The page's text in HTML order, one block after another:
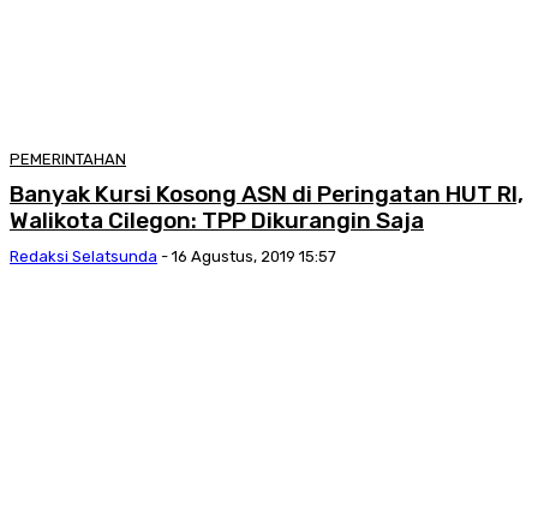
PEMERINTAHAN
Banyak Kursi Kosong ASN di Peringatan HUT RI,
Walikota Cilegon: TPP Dikurangin Saja
Redaksi Selatsunda - 16 Agustus, 2019 15:57